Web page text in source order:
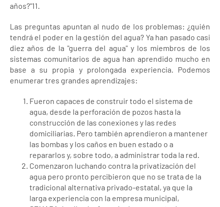
años?"11.
Las preguntas apuntan al nudo de los problemas: ¿quién
tendrá el poder en la gestión del agua? Ya han pasado casi
diez años de la "guerra del agua" y los miembros de los
sistemas comunitarios de agua han aprendido mucho en
base a su propia y prolongada experiencia. Podemos
enumerar tres grandes aprendizajes:
Fueron capaces de construir todo el sistema de
agua, desde la perforación de pozos hasta la
construcción de las conexiones y las redes
domiciliarias. Pero también aprendieron a mantener
las bombas y los caños en buen estado o a
repararlos y, sobre todo, a administrar toda la red.
Comenzaron luchando contra la privatización del
agua pero pronto percibieron que no se trata de la
tradicional alternativa privado-estatal, ya que la
larga experiencia con la empresa municipal,